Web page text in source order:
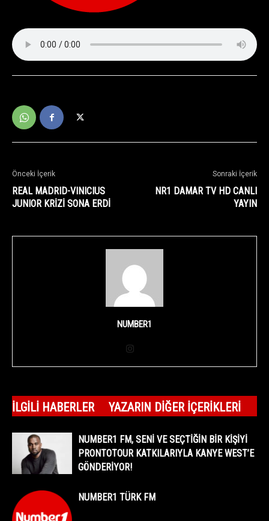
Önceki İçerik
REAL MADRID-VINICIUS
JUNIOR KRİZİ SONA ERDİ
Sonraki İçerik
NR1 DAMAR TV HD CANLI
YAYIN
NUMBER1
İLGILI HABERLER YAZARIN DIĞER İÇERIKLERI
NUMBER1 FM, SENİ VE SEÇTİĞİN BİR KİŞİYİ
PRONTOTOUR KATKILARIYLA KANYE WEST’E
GÖNDERİYOR!
NUMBER1 TÜRK FM